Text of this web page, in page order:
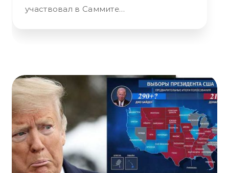
участвовал в Саммите…